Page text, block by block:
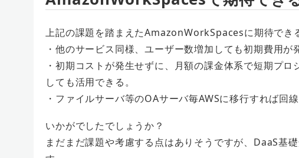
上記の課題を踏まえたAmazonWorkSpacesに期待でき
・他のサービス同様、ユーザー数増加しても初期費用が
・初期コストが発生せずに、月額の課金体系で短期プ
しても活用できる。
・ファイルサーバ等のOAサーバ毎AWSに移行すれば
いかがでしたでしょうか？
まだまだ課題や考慮する点はありそうですが、DaaS基